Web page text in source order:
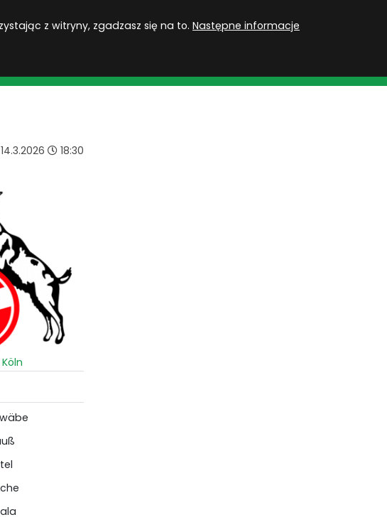
z witryny, zgadzasz się na to. Następne informacje
18:30
Köln